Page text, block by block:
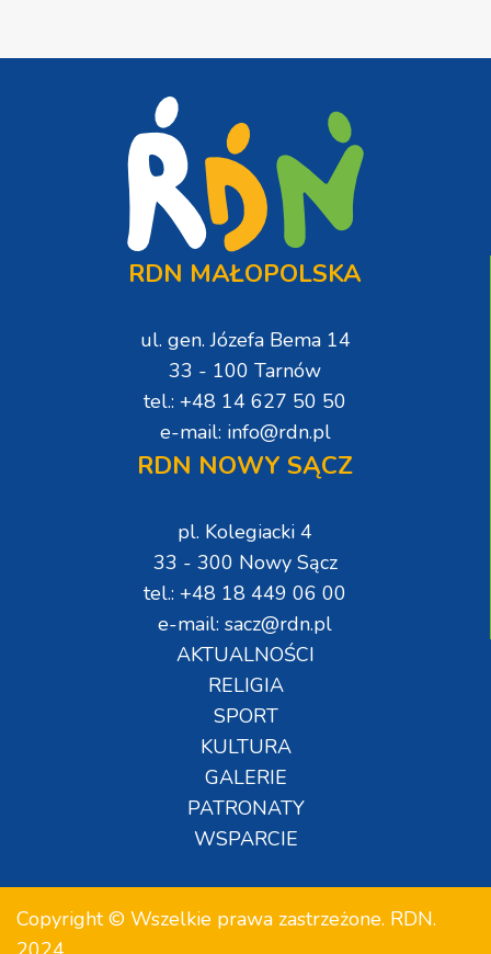
RDN MAŁOPOLSKA
ul. gen. Józefa Bema 14
33 - 100 Tarnów
tel.: +48 14 627 50 50
e-mail: info@rdn.pl
RDN NOWY SĄCZ
pl. Kolegiacki 4
33 - 300 Nowy Sącz
tel.: +48 18 449 06 00
e-mail: sacz@rdn.pl
AKTUALNOŚCI
RELIGIA
SPORT
KULTURA
GALERIE
PATRONATY
WSPARCIE
Copyright © Wszelkie prawa zastrzeżone. RDN.